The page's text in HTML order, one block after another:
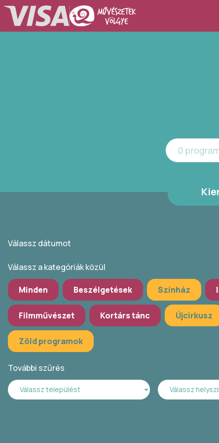
0
Válassz dátumot
Válassz a kategóriák közül
Minden Beszélgetések Színház
Filmművészet Kortárs tánc Újcirkusz
Zöld programok
További szűrés
Válassz települést Válassz